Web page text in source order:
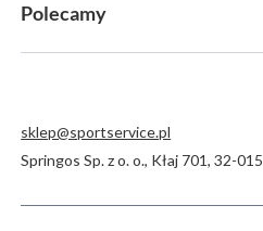
Polecamy
sklep@sportservice.pl
Springos Sp. z o. o., Kłaj 701,32-015